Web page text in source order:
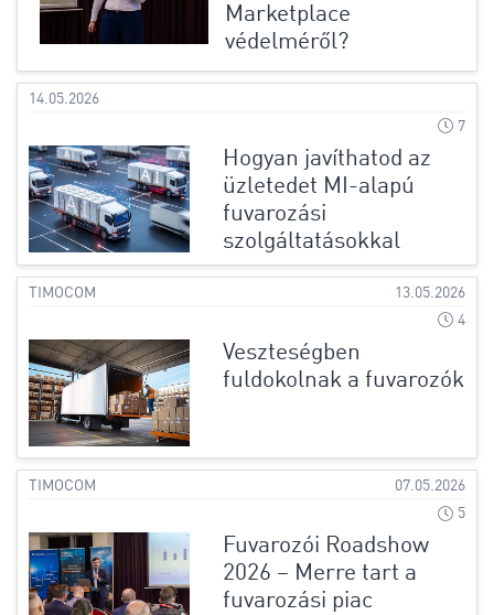
Marketplace
védelméről?
14.05.2026
7
Hogyan javíthatod az
üzletedet MI-alapú
fuvarozási
szolgáltatásokkal
TIMOCOM
13.05.2026
4
Veszteségben
fuldokolnak a fuvarozók
TIMOCOM
07.05.2026
5
Fuvarozói Roadshow
2026 – Merre tart a
fuvarozási piac